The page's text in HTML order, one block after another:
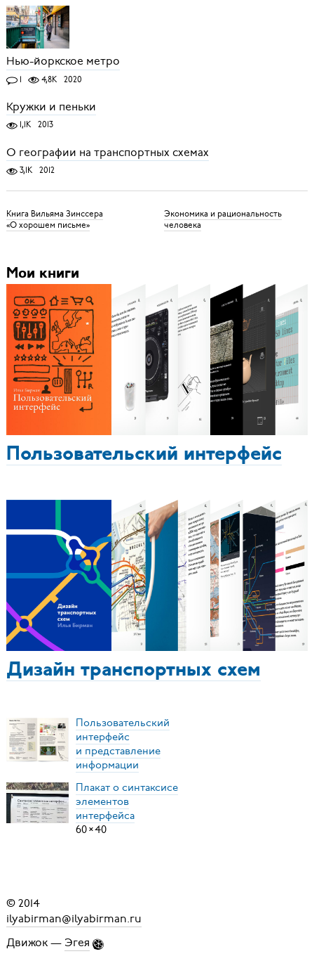
Нью-йоркское метро
1 4,8K 2020
Кружки и пеньки
1,1K 2013
О географии на транспортных схемах
3,1K 2012
Книга Вильяма Зинссера
«О хорошем письме»
Экономика и рациональность
человека
Мои книги
Пользовательский интерфейс
Дизайн транспортных схем
Пользовательский
интерфейс
и представление
информации
Плакат о синтаксисе
элементов
интерфейса
60×40
© 2014
ilyabirman@ilyabirman.ru
Движок — Эгея